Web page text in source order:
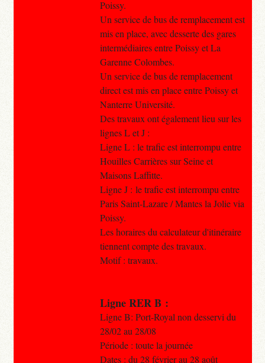
Poissy.
Un service de bus de remplacement est
mis en place, avec desserte des gares
intermédiaires entre Poissy et La
Garenne Colombes.
Un service de bus de remplacement
direct est mis en place entre Poissy et
Nanterre Université.
Des travaux ont également lieu sur les
lignes L et J :
Ligne L : le trafic est interrompu entre
Houilles Carrières sur Seine et
Maisons Laffitte.
Ligne J : le trafic est interrompu entre
Paris Saint-Lazare / Mantes la Jolie via
Poissy.
Les horaires du calculateur d'itinéraire
tiennent compte des travaux.
Motif : travaux.
Ligne RER B :
Ligne B: Port-Royal non desservi du
28/02 au 28/08
Période : toute la journée
Dates : du 28 février au 28 août